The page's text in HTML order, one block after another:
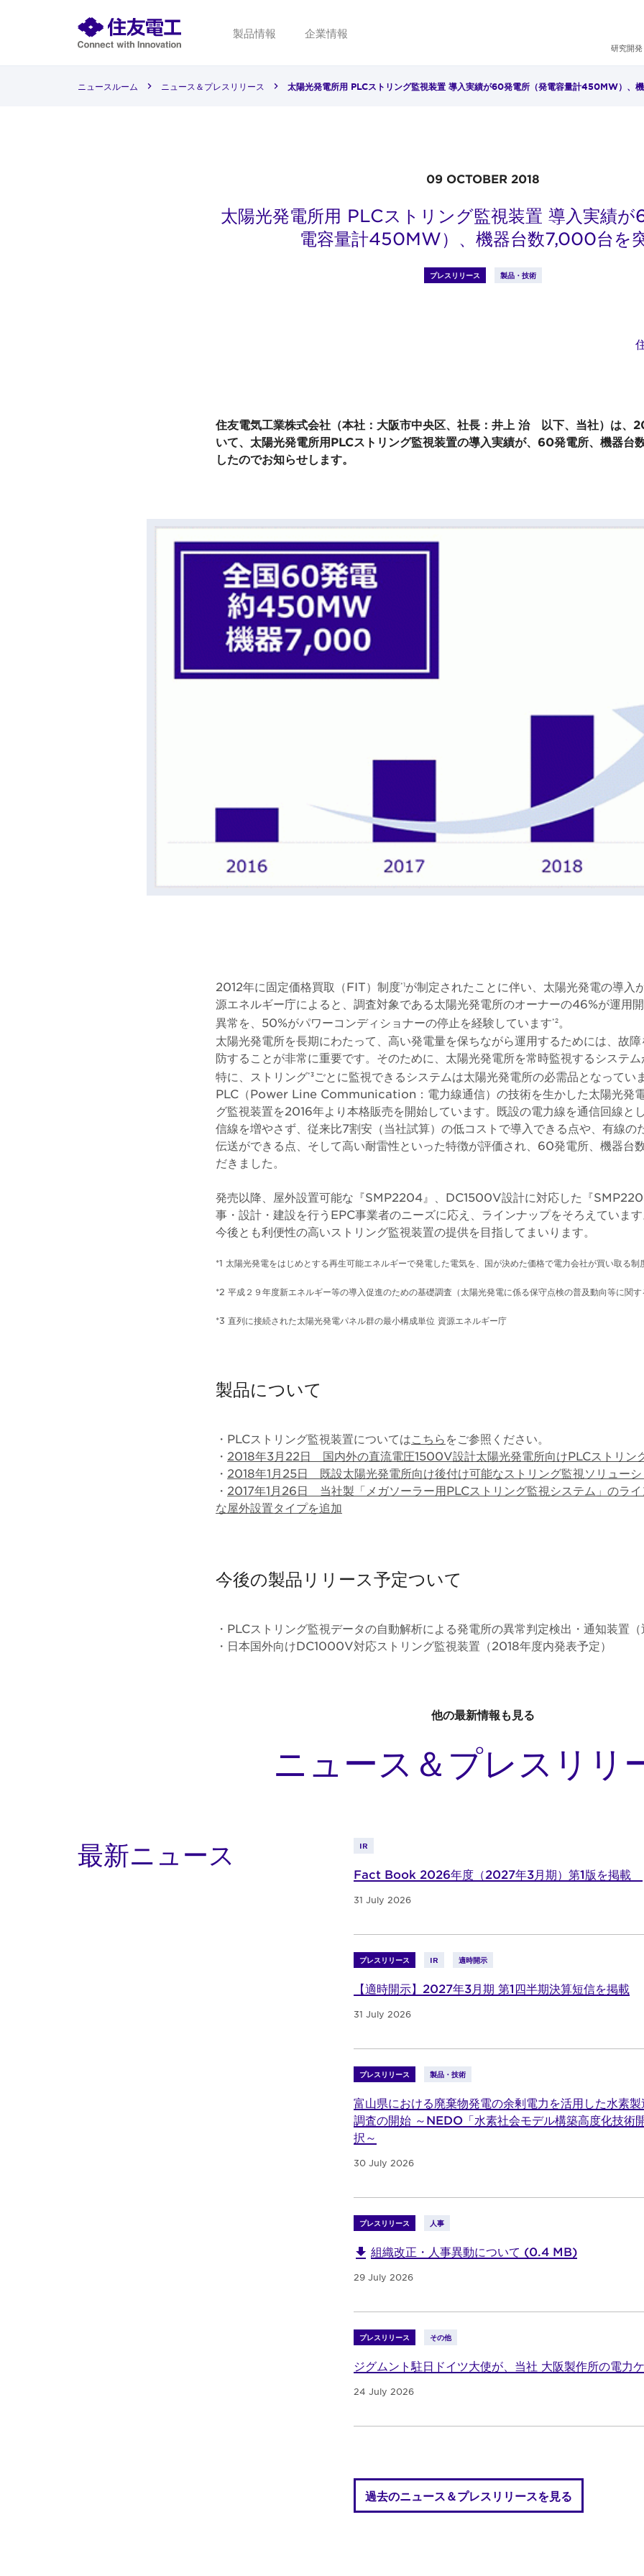
製品情報 企業情報
研究開発
ニュースルーム ニュース＆プレスリリース 太陽光発電所用 PLCストリング監視装置 導入実績が60発電所（発電容量計450MW）、
09 OCTOBER 2018
太陽光発電所用 PLCストリング監視装置 導入実績が
電容量計450MW）、機器台数7,000台を
プレスリリース 製品・技術
住友電気工業株式会社（本社：大阪市中央区、社長：井上 治 以下、当社）は、
いて、太陽光発電所用PLCストリング監視装置の導入実績が、60発電所、機器台
したのでお知らせします。
2012年に固定価格買取（FIT）制度*1が制定されたことに伴い、太陽光発電の導入
源エネルギー庁によると、調査対象である太陽光発電所のオーナーの46%が運用
異常を、50%がパワーコンディショナーの停止を経験しています*2。
太陽光発電所を長期にわたって、高い発電量を保ちながら運用するためには、故
防することが非常に重要です。そのために、太陽光発電所を常時監視するシステム
特に、ストリング*3 ごとに監視できるシステムは太陽光発電所の必需品となってい
PLC（Power Line Communication：電力線通信）の技術を生かした太陽光発
グ監視装置を2016年より本格販売を開始しています。既設の電力線を通信回線と
信線を増やさず、従来比7割安（当社試算）の低コストで導入できる点や、有線の
伝送ができる点、そして高い耐雷性といった特徴が評価され、60発電所、機器台
だきました。
発売以降、屋外設置可能な『SMP2204』、DC1500V設計に対応した『
事・設計・建設を行うEPC事業者のニーズに応え、ラインナップをそろえています
今後とも利便性の高いストリング監視装置の提供を目指してまいります。
*1 太陽光発電をはじめとする再生可能エネルギーで発電した電気を、国が決めた価格で電力会社が買い取る制
*2 平成２９年度新エネルギー等の導入促進のための基礎調査（太陽光発電に係る保守点検の普及動向等に関
*3 直列に接続された太陽光発電パネル群の最小構成単位 資源エネルギー庁
製品について
・PLCストリング監視装置については こちら をご参照ください。
・ 2018年3月22日 国内外の直流電圧1500V設計太陽光発電所向けPLCストリン
・ 2018年1月25日 既設太陽光発電所向け後付け可能なストリング監視ソリュー
・ 2017年1月26日 当社製「メガソーラー用PLCストリング監視システム」のラ
な屋外設置タイプを追加
今後の製品リリース予定ついて
・PLCストリング監視データの自動解析による発電所の異常判定検出・通知装置（
・日本国外向けDC1000V対応ストリング監視装置（2018年度内発表予定）
他の最新情報も見る
ニュース＆プレスリリ
最新ニュース IR
Fact Book 2026年度（2027年3月期）第1版を掲載
31 July 2026
プレスリリース IR 適時開示
【適時開示】2027年3月期 第1四半期決算短信を掲載
31 July 2026
プレスリリース 製品・技術
富山県における廃棄物発電の余剰電力を活用した水素
調査の開始 ～NEDO「水素社会モデル構築高度化技術
択～
30 July 2026
プレスリリース 人事
組織改正・人事異動について (0.4 MB)
29 July 2026
プレスリリース その他
ジグムント駐日ドイツ大使が、当社 大阪製作所の電力
24 July 2026
過去のニュース＆プレスリリースを見る